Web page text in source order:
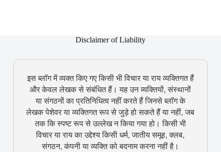
Disclaimer of Liability
इस ब्लॉग में व्यक्त किए गए किसी भी विचार या राय व्यक्तिगत हैं
और केवल लेखक से संबंधित हैं। यह उन व्यक्तियों, संस्थानों
या संगठनों का प्रतिनिधित्व नहीं करते हैं जिनसे ब्लॉग के
लेखक पेशेवर या व्यक्तिगत रूप से जुड़े हो सकते हैं या नहीं, जब
तक कि स्पष्ट रूप से उल्लेख न किया गया हो। किसी भी
विचार या राय का उद्देश्य किसी धर्म, जातीय समूह, क्लब,
संगठन, कंपनी या व्यक्ति को बदनाम करना नहीं है।